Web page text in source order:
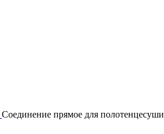
Соединение прямое для